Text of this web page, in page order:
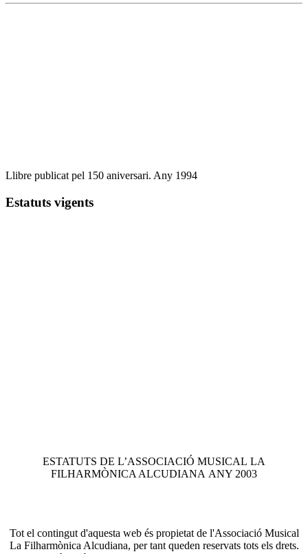
Llibre publicat pel 150 aniversari. Any 1994
Estatuts vigents
ESTATUTS DE L’ASSOCIACIÓ MUSICAL LA
FILHARMÒNICA ALCUDIANA ANY 2003
Tot el contingut d'aquesta web és propietat de l'Associació Musical
La Filharmònica Alcudiana, per tant queden reservats tots els drets.